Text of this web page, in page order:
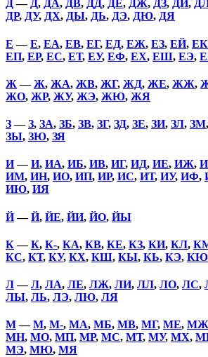
Д— Д, ДА, ДВ, ДД, ДЕ, ДЖ, ДЗ, ДИ,
ДР, ДУ, ДХ, ДЫ, ДЬ, ДЭ, ДЮ, ДЯ
Е —Е, ЕА, ЕВ, ЕГ, ЕД, ЕЖ, ЕЗ, ЕЙ, ЕК
ЕП, ЕР, ЕС, ЕТ, ЕУ, ЕФ, ЕХ, ЕШ, ЕЭ,
Ж —Ж, ЖА, ЖВ, ЖГ, ЖД, ЖЕ, ЖЖ,
ЖО, ЖР, ЖУ, ЖЭ, ЖЮ, ЖЯ
З—З, ЗА, ЗБ, ЗВ, ЗГ, ЗД, ЗЕ, ЗИ, ЗЛ, ЗМ,
ЗЫ, ЗЮ, ЗЯ
И—И, ИА, ИБ, ИВ, ИГ, ИД, ИЕ, ИЖ,
ИМ, ИН, ИО, ИП, ИР, ИС, ИТ, ИУ, ИФ,
ИЮ, ИЯ
Й—Й, ЙЕ, ЙИ, ЙО, ЙЫ
К—К, К-, КА, КВ, КЕ, КЗ, КИ, КЛ,
КС, КТ, КУ, КХ, КШ, КЫ, КЬ, КЭ, КЮ
Л—Л, ЛА, ЛЕ, ЛЖ, ЛИ, ЛЛ, ЛО, ЛС,
ЛЫ, ЛЬ, ЛЭ, ЛЮ, ЛЯ
М—М, М-, МА, МБ, МВ, МГ, МЕ, МЖ
МН, МО, МП, МР, МС, МТ, МУ, МХ,
МЭ, МЮ, МЯ